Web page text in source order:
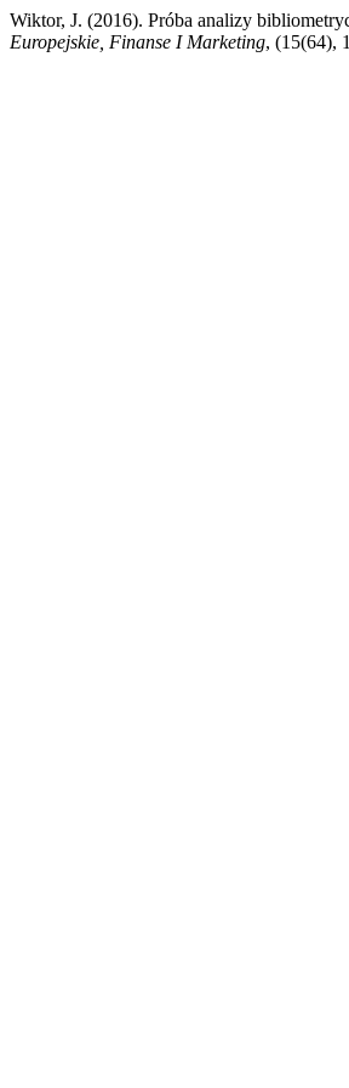
Wiktor, J. (2016). Próba analizy
Europejskie, Finanse I Marketing, (15(64),